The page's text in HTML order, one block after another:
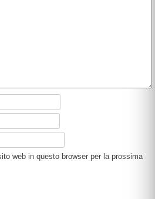
web in questo browser per la prossima